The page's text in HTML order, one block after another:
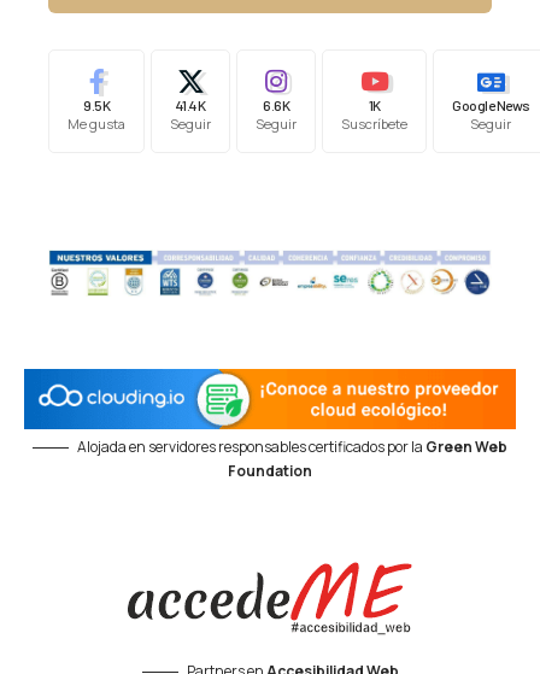
9.5K
Me gusta
41.4K
Seguir
6.6K
Seguir
1K
Suscríbete
Google News
Seguir
Alojada en servidores responsables certificados por la Green Web
Foundation